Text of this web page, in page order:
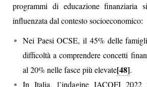
programmi di educazione finanziaria
influenzata dal contesto socioeconomico:
Nei Paesi OCSE, il 45% delle
difficoltà a comprendere concetti
al 20% nelle fasce più elevate[48].
In Italia, l’indagine IACOFI 2022